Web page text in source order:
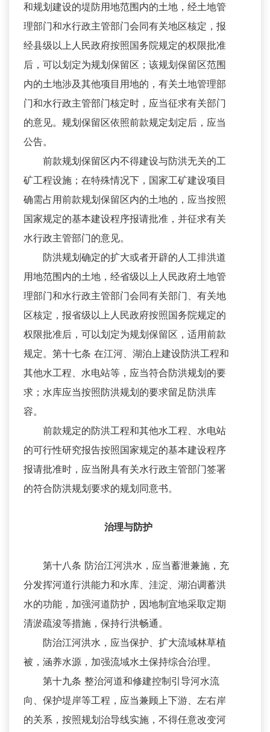
和规划建设的堤防用地范围内的土地，经土地管
理部门和水行政主管部门会同有关地区核定，报
经县级以上人民政府按照国务院规定的权限批准
后，可以划定为规划保留区；该规划保留区范围
内的土地涉及其他项目用地的，有关土地管理部
门和水行政主管部门核定时，应当征求有关部门
的意见。规划保留区依照前款规定划定后，应当
公告。
前款规划保留区内不得建设与防洪无关的工
矿工程设施；在特殊情况下，国家工矿建设项目
确需占用前款规划保留区内的土地的，应当按照
国家规定的基本建设程序报请批准，并征求有关
水行政主管部门的意见。
防洪规划确定的扩大或者开辟的人工排洪道
用地范围内的土地，经省级以上人民政府土地管
理部门和水行政主管部门会同有关部门、有关地
区核定，报省级以上人民政府按照国务院规定的
权限批准后，可以划定为规划保留区，适用前款
规定。第十七条 在江河、湖泊上建设防洪工程和
其他水工程、水电站等，应当符合防洪规划的要
求；水库应当按照防洪规划的要求留足防洪库
容。
前款规定的防洪工程和其他水工程、水电站
的可行性研究报告按照国家规定的基本建设程序
报请批准时，应当附具有关水行政主管部门签署
的符合防洪规划要求的规划同意书。
治理与防护
第十八条 防治江河洪水，应当蓄泄兼施，充
分发挥河道行洪能力和水库、洼淀、湖泊调蓄洪
水的功能，加强河道防护，因地制宜地采取定期
清淤疏浚等措施，保持行洪畅通。
防治江河洪水，应当保护、扩大流域林草植
被，涵养水源，加强流域水土保持综合治理。
第十九条 整治河道和修建控制引导河水流
向、保护堤岸等工程，应当兼顾上下游、左右岸
的关系，按照规划治导线实施，不得任意改变河